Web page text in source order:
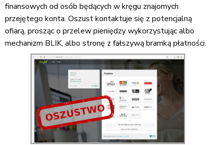
finansowych od osób będących w kręgu znajomych
przejętego konta. Oszust kontaktuje się z potencjalną
ofiarą, prosząc o przelew pieniędzy wykorzystując albo
mechanizm BLIK, albo stronę z fałszywą bramką płatności.